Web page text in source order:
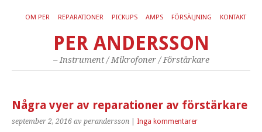
OM PER REPARATIONER PICKUPS AMPS FÖRSÄLJNING KONTAKT
PER ANDERSSON
– Instrument / Mikrofoner / Förstärkare
Några vyer av reparationer av förstärkare
september 2, 2016 av perandersson Inga kommentarer